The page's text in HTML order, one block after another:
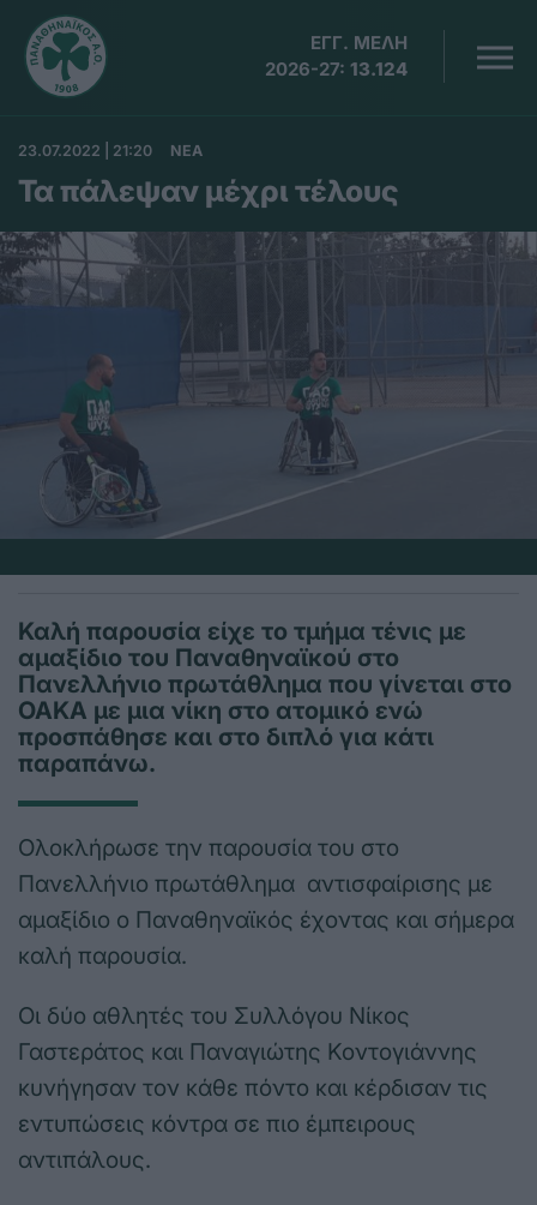
ΕΓΓ. ΜΕΛΗ
2026-27: 13.124
23.07.2022 | 21:20 ΝΕΑ
Τα πάλεψαν μέχρι τέλους
Καλή παρουσία είχε το τμήμα τένις με
αμαξίδιο του Παναθηναϊκού στο
Πανελλήνιο πρωτάθλημα που γίνεται στο
ΟΑΚΑ με μια νίκη στο ατομικό ενώ
προσπάθησε και στο διπλό για κάτι
παραπάνω.
Ολοκλήρωσε την παρουσία του στο
Πανελλήνιο πρωτάθλημα αντισφαίρισης με
αμαξίδιο ο Παναθηναϊκός έχοντας και σήμερα
καλή παρουσία.
Οι δύο αθλητές του Συλλόγου Νίκος
Γαστεράτος και Παναγιώτης Κοντογιάννης
κυνήγησαν τον κάθε πόντο και κέρδισαν τις
εντυπώσεις κόντρα σε πιο έμπειρους
αντιπάλους.